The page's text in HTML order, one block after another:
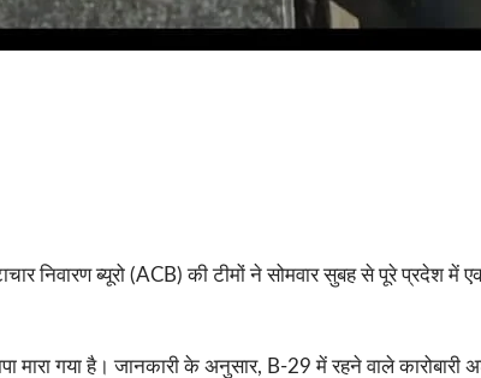
निवारण ब्यूरो (ACB) की टीमों ने सोमवार सुबह से पूरे प्रदेश
मारा गया है। जानकारी के अनुसार, B-29 में रहने वाले